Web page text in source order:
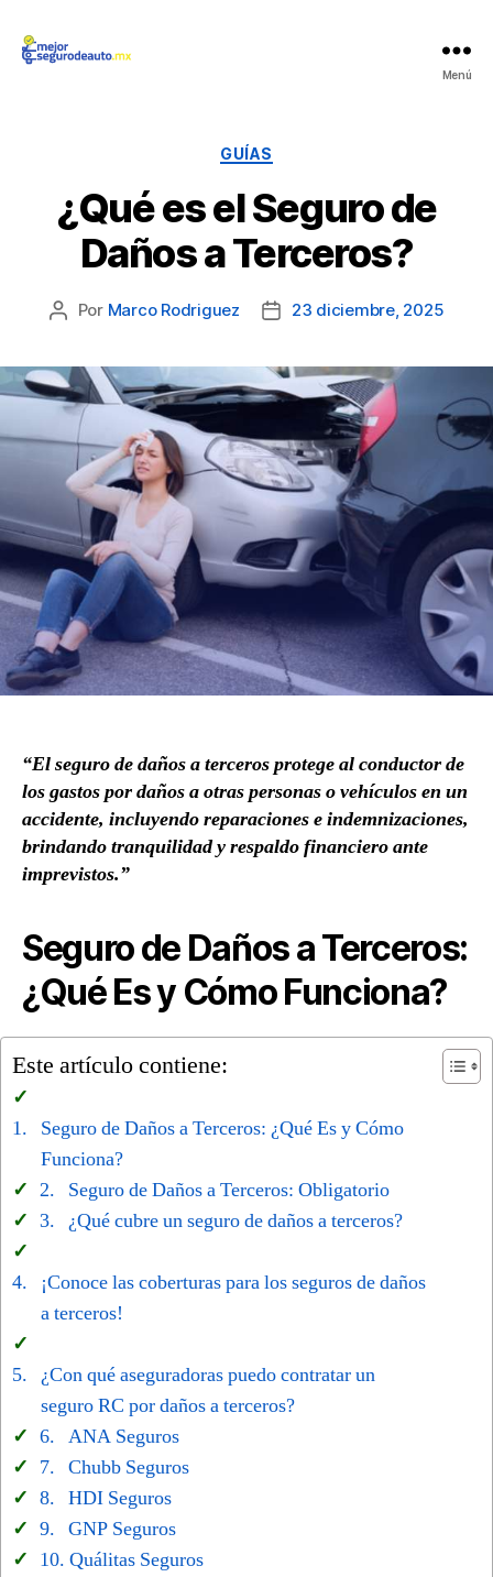
Menú
Categorías
GUÍAS
¿Qué es el Seguro de
Daños a Terceros?
Autor
publicación
Por Marco Rodriguez
Fecha
publicación
23 diciembre, 2025
“El seguro de daños a terceros protege al conductor de
los gastos por daños a otras personas o vehículos en un
accidente, incluyendo reparaciones e indemnizaciones,
brindando tranquilidad y respaldo financiero ante
imprevistos.”
Seguro de Daños a Terceros:
¿Qué Es y Cómo Funciona?
Este artículo contiene:
Seguro de Daños a Terceros: ¿Qué Es y Cómo
Funciona?
Seguro de Daños a Terceros: Obligatorio
¿Qué cubre un seguro de daños a terceros?
¡Conoce las coberturas para los seguros de daños
a terceros!
¿Con qué aseguradoras puedo contratar un
seguro RC por daños a terceros?
ANA Seguros
Chubb Seguros
HDI Seguros
GNP Seguros
Quálitas Seguros